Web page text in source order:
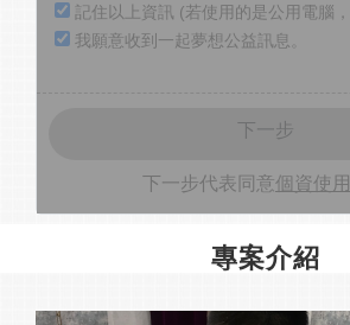
記住以上資訊 (若使用的是公用電腦
我願意收到一起夢想公益訊息。
下一步
下一步代表同意個資使
專案介紹